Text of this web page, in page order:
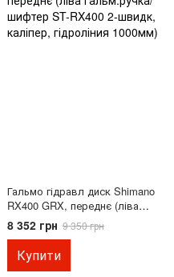
Гальмо гідравл диск Shimano
RX400 GRX, переднє (ліва
гальм.ручка/шифтер ST-RX400
2-швидк, каліпер, гідроліния
1000мм)
8 352 грн 9 350 грн
Купити